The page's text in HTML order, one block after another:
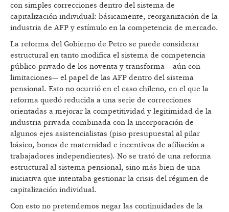
con simples correcciones dentro del sistema de
capitalización individual: básicamente, reorganización de la
industria de AFP y estímulo en la competencia de mercado.
La reforma del Gobierno de Petro se puede considerar
estructural en tanto modifica el sistema de competencia
público-privado de los noventa y transforma —aún con
limitaciones— el papel de las AFP dentro del sistema
pensional. Esto no ocurrió en el caso chileno, en el que la
reforma quedó reducida a una serie de correcciones
orientadas a mejorar la competitividad y legitimidad de la
industria privada combinada con la incorporación de
algunos ejes asistencialistas (piso presupuestal al pilar
básico, bonos de maternidad e incentivos de afiliación a
trabajadores independientes). No se trató de una reforma
estructural al sistema pensional, sino más bien de una
iniciativa que intentaba gestionar la crisis del régimen de
capitalización individual.
Con esto no pretendemos negar las continuidades de la